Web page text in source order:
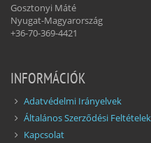
Gosztonyi Máté
Nyugat-Magyarország
+36-70-369-4421
INFORMÁCIÓK
Adatvédelmi Irányelvek
Általános Szerződési Feltételek
Kapcsolat